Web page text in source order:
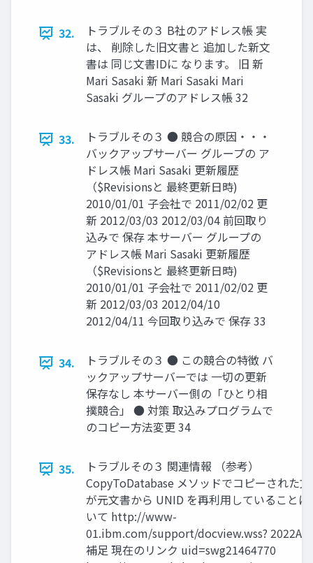
32.
トラブルその３ B社のアドレス帳 実
は、 削除した旧文書と 追加した新文
書は 同じ文書IDに なります。 旧 新
Mari Sasaki 新 Mari Sasaki Mari
Sasaki グループのアドレス帳 32
33.
トラブルその３ ● 競合の原因・・・
バックアップサーバー グループの ア
ドレス帳 Mari Sasaki 更新履歴
（$Revisionsと 最終更新日時)
2010/01/01 子会社で 2011/02/02 更
新 2012/03/03 2012/03/04 前回取り
込みで 保存 本サーバー グループの
アドレス帳 Mari Sasaki 更新履歴
（$Revisionsと 最終更新日時)
2010/01/01 子会社で 2011/02/02 更
新 2012/03/03 2012/04/10
2012/04/11 今回取り込みで 保存 33
34.
トラブルその３ ● この競合の特徴 バ
ックアップサーバーでは 一切の更新
保存なし 本サーバー側の「ひとり相
撲競合」 ● 対策 取込みプログラムで
のコピー方法変更 34
35.
トラブルその３ 関連情報 （参考）
CopyToDatabase メソッドでコピーされた
が元文書から UNID を再利用していることに
いて http://www-
01.ibm.com/support/docview.wss?
補足 現在のリンク uid=swg21464770